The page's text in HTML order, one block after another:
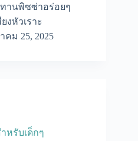
ทานพิซซ่าอร่อยๆ
งหัวเราะ
คม 25, 2025
หรับเด็กๆ